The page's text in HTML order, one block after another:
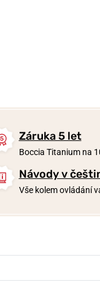
Záruka 5 let
Boccia Titanium na
Návody v
Vše kolem ovládání